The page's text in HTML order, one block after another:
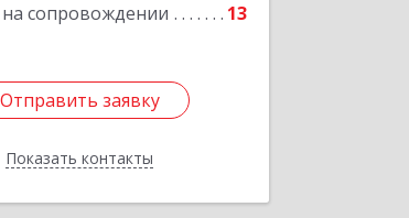
сопровождении 13
Отправить заявку
Показать контакты
Отправить заявку
Назад